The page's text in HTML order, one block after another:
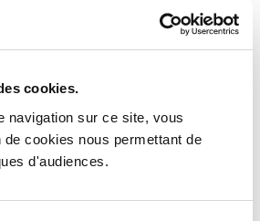
cookies.
navigation sur ce site, vous
cookies nous permettant de
d'audiences.
: Actuellement, les épiceries
avons atteint environ 3,5 millions
Les marges sur les produits
et je pense qu’il est temps de
J’ai décidé de parier sur
une demande croissante